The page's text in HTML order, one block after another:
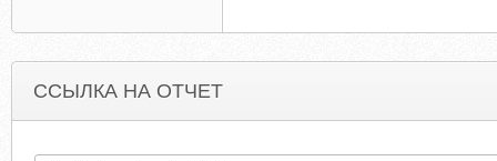
ССЫЛКА НА ОТЧЕТ